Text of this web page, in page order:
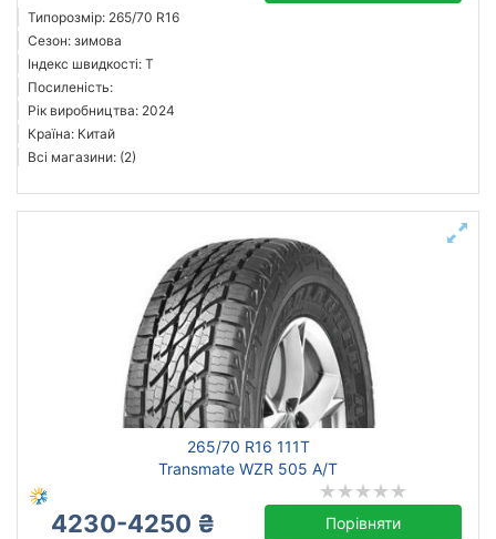
Типорозмір: 265/70 R16
Сезон: зимова
Індекс швидкості: T
Посиленість:
Рік виробництва: 2024
Країна: Китай
Всі магазини: (2)
265/70 R16 111T
Transmate WZR 505 A/T
4230-4250 ₴ Порівняти